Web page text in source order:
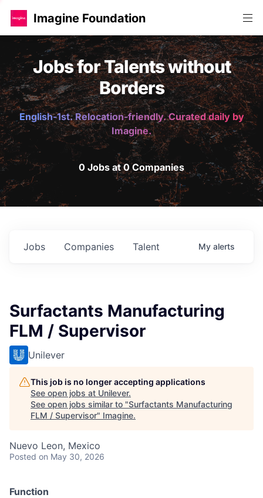
Imagine Foundation
Jobs for Talents without
Borders
English-1st. Relocation-friendly. Curated daily by
Imagine.
0 Jobs at 0 Companies
Jobs Companies Talent My alerts
Surfactants Manufacturing
FLM / Supervisor
Unilever
This job is no longer accepting applications
See open jobs at Unilever.
See open jobs similar to "Surfactants Manufacturing
FLM / Supervisor" Imagine.
Nuevo Leon, Mexico
Posted on May 30, 2026
Function